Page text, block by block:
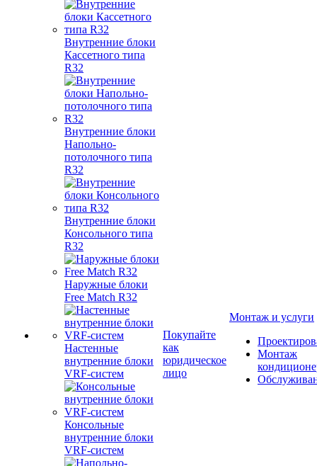
Внутренние блоки
Кассетного типа
R32
Внутренние блоки
Напольно-
потолочного типа
R32
Внутренние блоки
Консольного типа
R32
Наружные блоки
Free Match R32
Настенные
внутренние блоки
VRF-систем
Консольные
внутренние блоки
VRF-систем
Покупайте
как
юридическое
лицо
Монтаж и услуги
Монтаж